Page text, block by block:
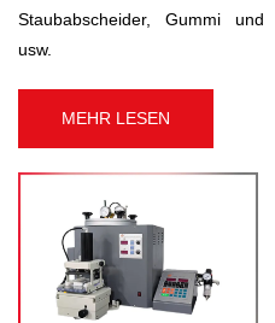
Staubabscheider, Gummi und
usw.
MEHR LESEN